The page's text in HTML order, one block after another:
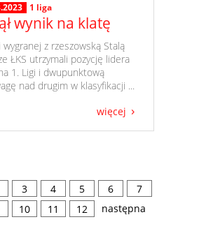
1 liga
wynik na klatę
wygranej z rzeszowską Stalą
ŁKS utrzymali pozycję lidera
1. Ligi i dwupunktową
nad drugim w klasyfikacji ...
więcej
3 4 5 6
7
10 11 12 następna